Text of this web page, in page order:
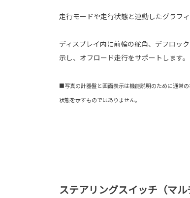
走行モードや走行状態と連動したグラフィ
ディスプレイ内に前輪の舵角、デフロッ
示し、オフロード走行をサポートします。
■写真の計器盤と画面表示は機能説明のために通常
状態を示すものではありません。
ステアリングスイッチ（マ